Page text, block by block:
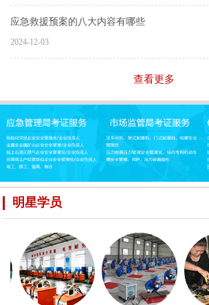
应急救援预案的八大内容有哪些
2024-12-03
查看更多
明星学员